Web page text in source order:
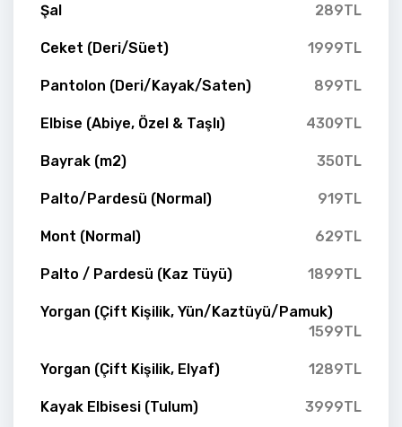
Şal 289TL
Ceket (Deri/Süet) 1999TL
Pantolon (Deri/Kayak/Saten) 899TL
Elbise (Abiye, Özel & Taşlı) 4309TL
Bayrak (m2) 350TL
Palto/Pardesü (Normal) 919TL
Mont (Normal) 629TL
Palto / Pardesü (Kaz Tüyü) 1899TL
Yorgan (Çift Kişilik, Yün/Kaztüyü/Pamuk)
1599TL
Yorgan (Çift Kişilik, Elyaf) 1289TL
Kayak Elbisesi (Tulum) 3999TL